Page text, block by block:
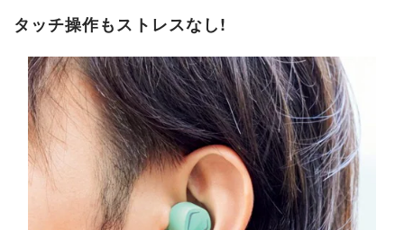
タッチ操作もストレスなし!